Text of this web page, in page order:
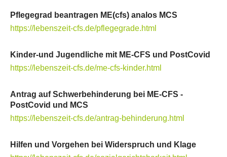
Pflegegrad beantragen ME(cfs) analos MCS
https://lebenszeit-cfs.de/pflegegrade.html
Kinder-und Jugendliche mit ME-CFS und PostCovid
https://lebenszeit-cfs.de/me-cfs-kinder.html
Antrag auf Schwerbehinderung bei ME-CFS -
PostCovid und MCS
https://lebenszeit-cfs.de/antrag-behinderung.html
Hilfen und Vorgehen bei Widerspruch und Klage